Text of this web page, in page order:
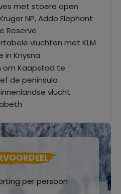
met stoere open
NP, Addo Elephant
Reserve
vluchten met KLM
in Knysna
om Kaapstad te
de peninsula
vlucht
per persoon